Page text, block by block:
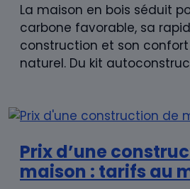
La maison en bois séduit
carbone favorable, sa
construction et son
naturel. Du kit
Prix d’une
maison : tarifs au